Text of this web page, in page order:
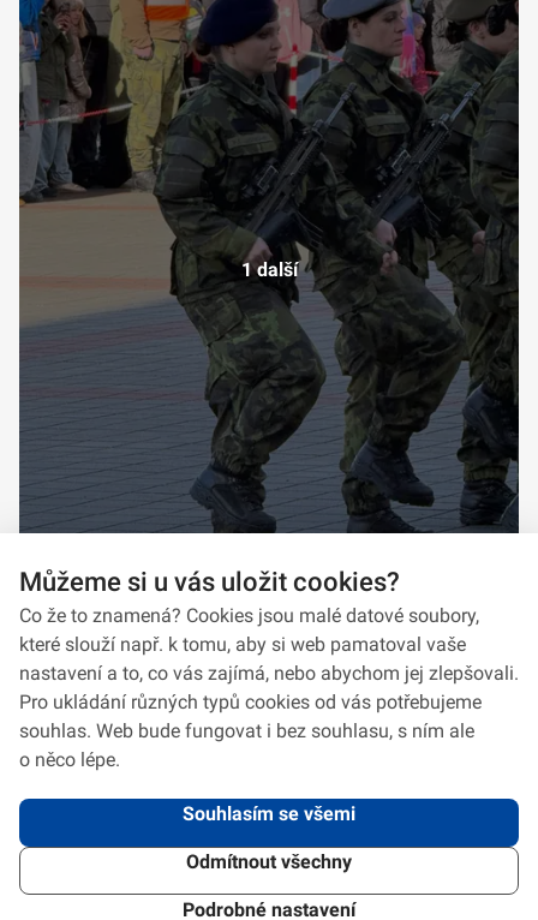
1 další
2026 © VeV-VA Vyškov • Informace jsou poskytovány v souladu se zákonem
Design Systém 4.6.3
Můžeme si u vás uložit cookies?
Co že to znamená? Cookies jsou malé datové soubory,
které slouží např. k tomu, aby si web pamatoval vaše
nastavení a to, co vás zajímá, nebo abychom jej zlepšovali.
Pro ukládání různých typů cookies od vás potřebujeme
souhlas. Web bude fungovat i bez souhlasu, s ním ale
o něco lépe.
Souhlasím se všemi
Odmítnout všechny
Podrobné nastavení